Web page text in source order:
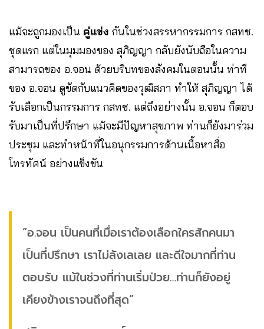
แม้จะถูกมองเป็น คู่แข่ง กันในช่วงสรรหากรรมการ กสทช.
ชุดแรก แต่ในมุมมองของ สุภิญญา กลับยังนับถือในความ
สามารถของ อ.จอน ด้วยบริบทของสังคมในตอนนั้น ท่าที
ของ อ.จอน ดูขัดกับแนวคิดของวุฒิสภา ทำให้ สุภิญญา ได้
รับเลือกเป็นกรรมการ กสทช. แต่ถึงอย่างนั้น อ.จอน ก็ตอบ
รับมาเป็นที่ปรึกษา แม้จะมีปัญหาสุขภาพ ท่านก็ยังมาร่วม
ประชุม และทำหน้าที่ในอนุกรรมการด้านเนื้อหาสื่อ
โทรทัศน์ อย่างแข็งขัน
“อ.จอน เป็นคนที่เมื่อเราต้องเลือกใครสักคนมา
เป็นที่ปรึกษา เราไม่ลังเลเลย และดีใจมากที่ท่าน
ตอบรับ แม้ในช่วงที่ท่านเริ่มป่วย…ท่านก็ยังอยู่
เคียงข้างเราจนถึงที่สุด”